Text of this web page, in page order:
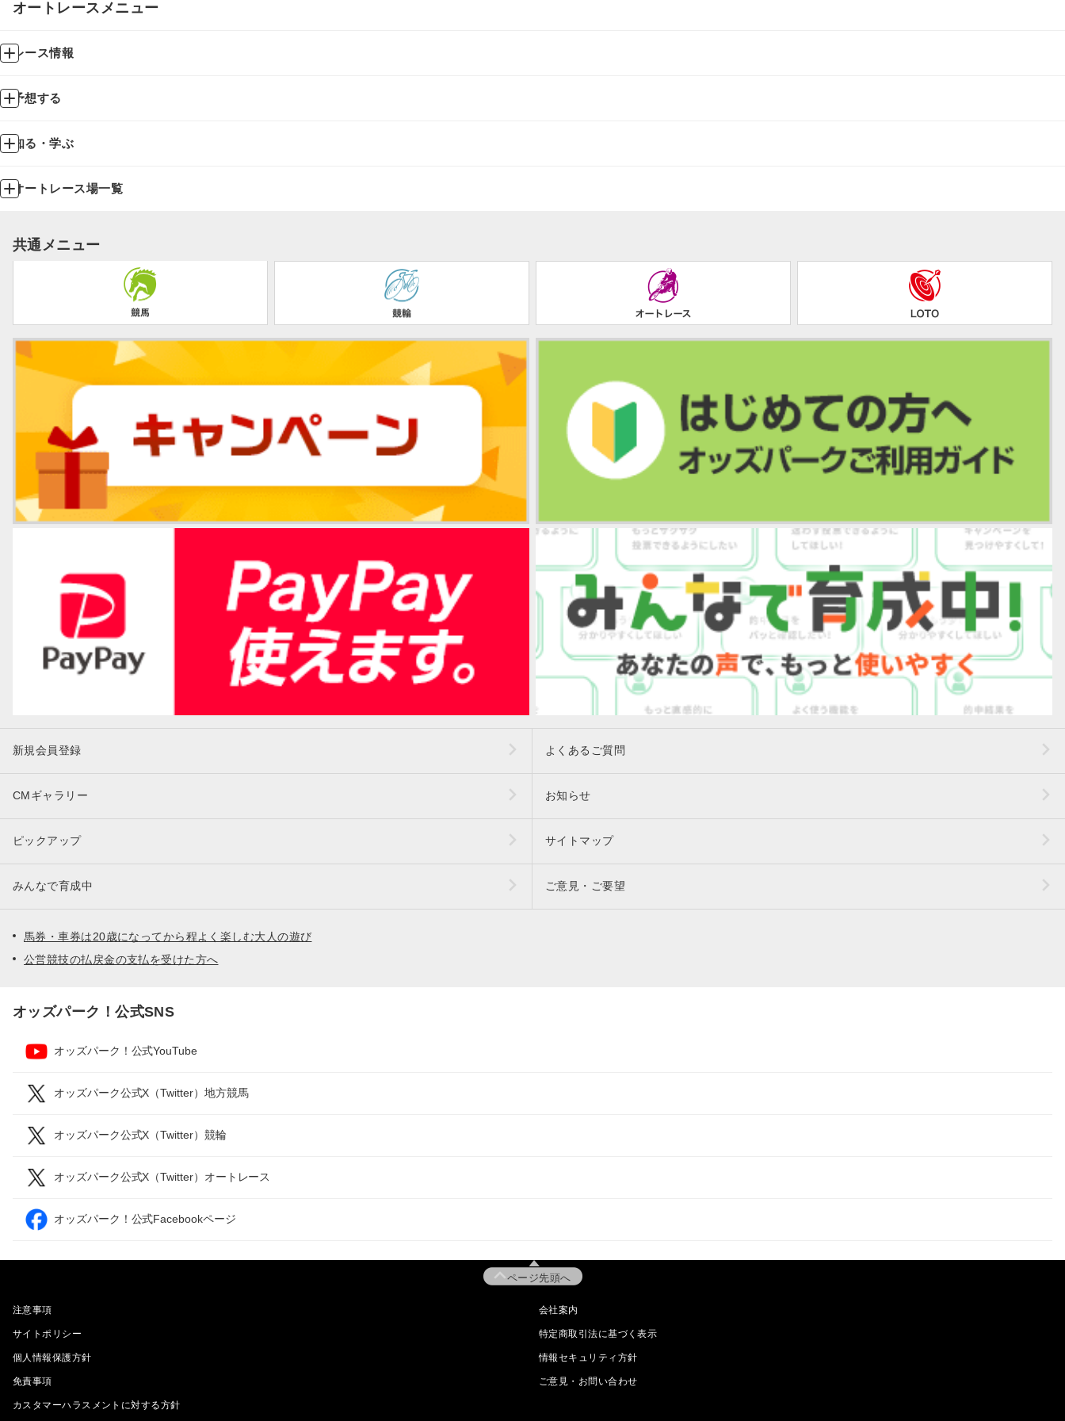
オートレースメニュー
レース情報
予想する
知る・学ぶ
オートレース場一覧
共通メニュー
新規会員登録 よくあるご質問
CMギャラリー お知らせ
ピックアップ サイトマップ
みんなで育成中 ご意見・ご要望
馬券・車券は20歳になってから程よく楽しむ大人の遊び
公営競技の払戻金の支払を受けた方へ
オッズパーク！公式SNS
オッズパーク！公式YouTube
オッズパーク公式X（Twitter）地方競馬
オッズパーク公式X（Twitter）競輪
オッズパーク公式X（Twitter）オートレース
オッズパーク！公式Facebookページ
ページ先頭へ
注意事項 会社案内
サイトポリシー 特定商取引法に基づく表示
個人情報保護方針 情報セキュリティ方針
免責事項 ご意見・お問い合わせ
カスタマーハラスメントに対する方針